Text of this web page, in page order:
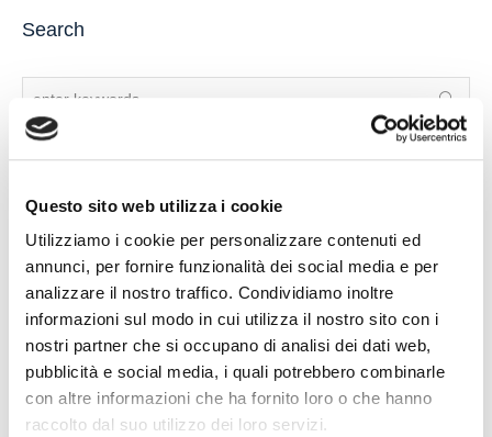
Questo sito web utilizza i cookie
Utilizziamo i cookie per personalizzare contenuti ed
annunci, per fornire funzionalità dei social media e per
analizzare il nostro traffico. Condividiamo inoltre
informazioni sul modo in cui utilizza il nostro sito con i
nostri partner che si occupano di analisi dei dati web,
pubblicità e social media, i quali potrebbero combinarle
con altre informazioni che ha fornito loro o che hanno
raccolto dal suo utilizzo dei loro servizi.
Search
Recent Posts
IL DDL S.1595: NUOVE REGOLE SULLA CHIUSURA DEI
CONTI CORRENTI E SULL’EVENTUALE RIFIUTO DI
APERTURA DI NUOVI RAPPORTI BANCARI
POSSIBILE ACCESSO ALLA PROCEDURA DI
RISTRUTTURAZIONE DEI DEBITI DEL CONSUMATORE
ANCHE PER L’IMPRENDITORE CESSATO CHE INTENDA